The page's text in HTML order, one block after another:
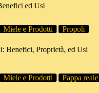
ed Usi
Miele e Prodotti Propoli
Benefici, Proprietà, ed Usi
Miele e Prodotti Pappa reale